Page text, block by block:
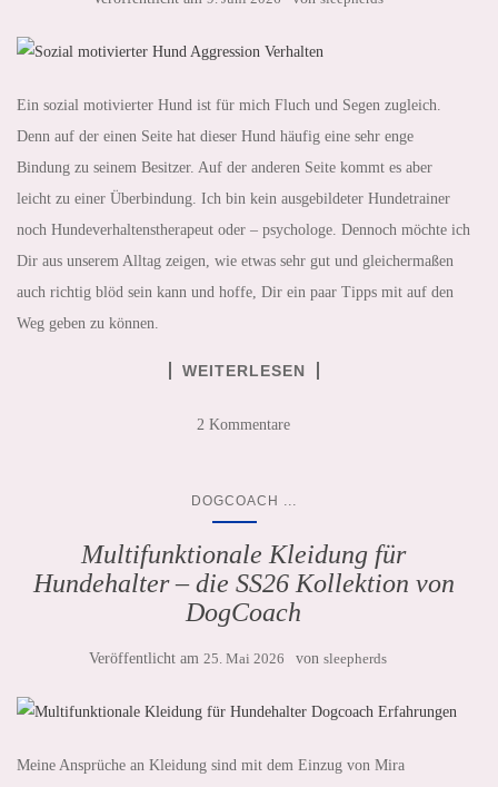
Ein sozial motivierter Hund ist für mich Fluch und Segen zugleich.
Denn auf der einen Seite hat dieser Hund häufig eine sehr enge
Bindung zu seinem Besitzer. Auf der anderen Seite kommt es aber
leicht zu einer Überbindung. Ich bin kein ausgebildeter Hundetrainer
noch Hundeverhaltenstherapeut oder – psychologe. Dennoch möchte ich
Dir aus unserem Alltag zeigen, wie etwas sehr gut und gleichermaßen
auch richtig blöd sein kann und hoffe, Dir ein paar Tipps mit auf den
Weg geben zu können.
WEITERLESEN
2 Kommentare
DOGCOACH ...
Multifunktionale Kleidung für
Hundehalter – die SS26 Kollektion von
DogCoach
Veröffentlicht am 25. Mai 2026 von sleepherds
Meine Ansprüche an Kleidung sind mit dem Einzug von Mira